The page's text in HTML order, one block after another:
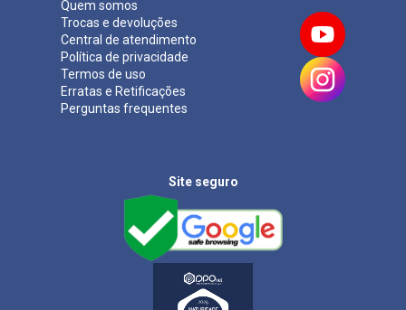
Quem somos
Trocas e devoluções
Central de atendimento
Política de privacidade
Termos de uso
Erratas e Retificações
Perguntas frequentes
Site seguro